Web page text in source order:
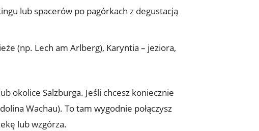
lub spacerów po pagórkach z degustacją
(np. Lech am Arlberg), Karyntia – jeziora,
okolice Salzburga. Jeśli chcesz koniecznie
Wachau). To tam wygodnie połączysz
lub wzgórza.